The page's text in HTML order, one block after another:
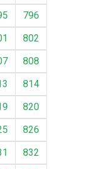
796
802
808
814
820
826
832